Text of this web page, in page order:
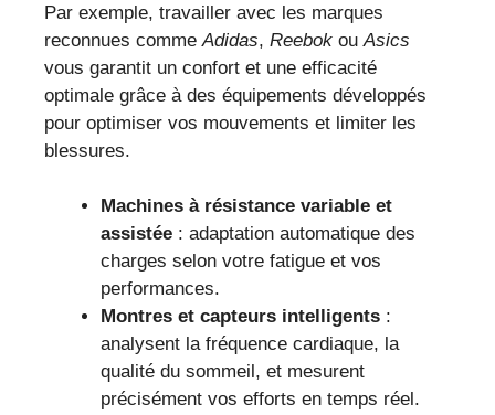
Par exemple, travailler avec les marques
reconnues commeAdidas, Reebok ouAsics
vous garantit un confort et une efficacité
optimale grâce à des équipements développés
pour optimiser vos mouvements et limiter les
blessures.
Machines à résistance variable et
assistée : adaptation automatique des
charges selon votre fatigue et vos
performances.
Montres et capteurs intelligents :
analysent la fréquence cardiaque, la
qualité du sommeil, et mesurent
précisément vos efforts en temps réel.